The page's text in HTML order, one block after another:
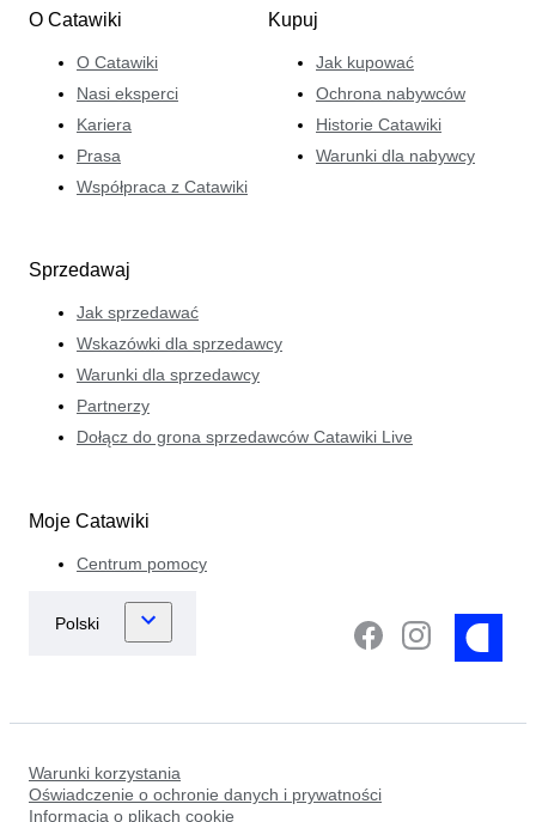
O Catawiki
O Catawiki
Nasi eksperci
Kariera
Prasa
Współpraca z Catawiki
Kupuj
Jak kupować
Ochrona nabywców
Historie Catawiki
Warunki dla nabywcy
Sprzedawaj
Jak sprzedawać
Wskazówki dla sprzedawcy
Warunki dla sprzedawcy
Partnerzy
Dołącz do grona sprzedawców Catawiki Live
Moje Catawiki
Centrum pomocy
Warunki korzystania
Oświadczenie o ochronie danych i prywatności
Informacja o plikach cookie